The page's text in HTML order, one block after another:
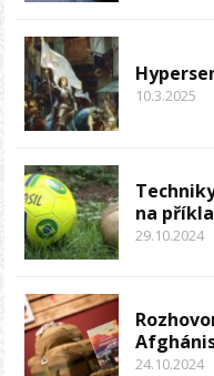
10.3.2025
na
29.10.2024
24.10.2024